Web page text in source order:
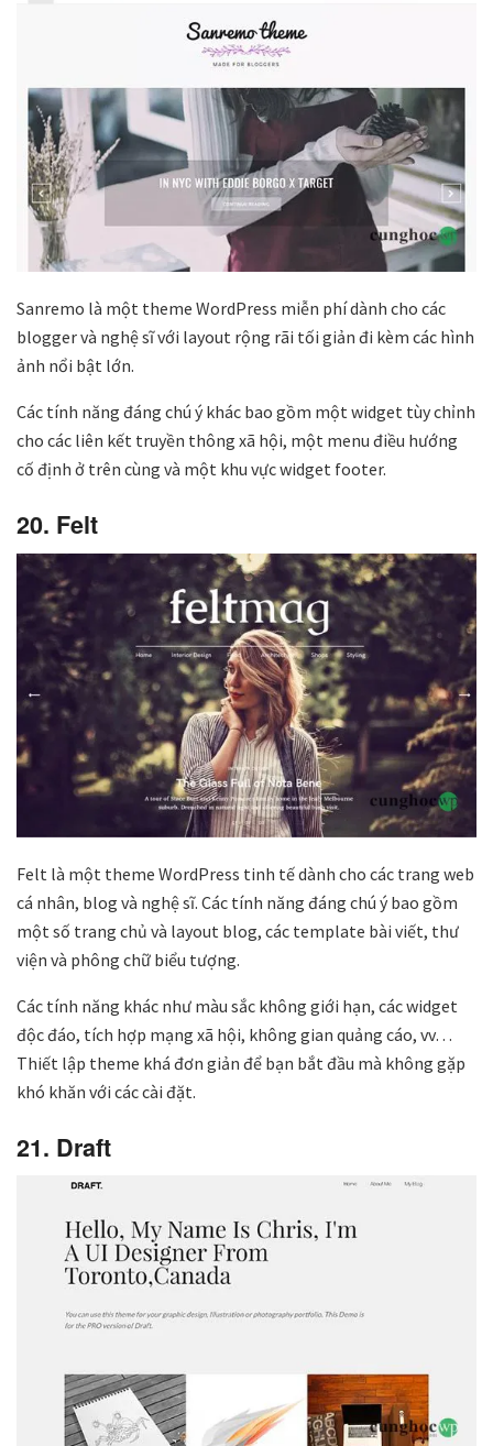
Sanremo là một theme WordPress miễn phí dành cho các
blogger và nghệ sĩ với layout rộng rãi tối giản đi kèm các hình
ảnh nổi bật lớn.
Các tính năng đáng chú ý khác bao gồm một widget tùy chỉnh
cho các liên kết truyền thông xã hội, một menu điều hướng
cố định ở trên cùng và một khu vực widget footer.
20. Felt
Felt là một theme WordPress tinh tế dành cho các trang web
cá nhân, blog và nghệ sĩ. Các tính năng đáng chú ý bao gồm
một số trang chủ và layout blog, các template bài viết, thư
viện và phông chữ biểu tượng.
Các tính năng khác như màu sắc không giới hạn, các widget
độc đáo, tích hợp mạng xã hội, không gian quảng cáo, vv…
Thiết lập theme khá đơn giản để bạn bắt đầu mà không gặp
khó khăn với các cài đặt.
21. Draft